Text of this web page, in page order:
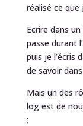
réalisé ce que
Ecrire dans
passe durant
puis je l’écris
de savoir
Mais un des
log est de
: